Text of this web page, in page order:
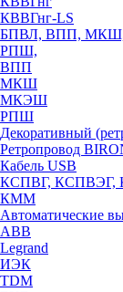
КВВГнг-LS
БПВЛ, ВПП,
РПШ,
ВПП
МКШ
МКЭШ
РПШ
Декоративный
Ретропровод
Кабель USB
КСПВГ,
КММ
Автоматические
ABB
Legrand
ИЭК
TDM